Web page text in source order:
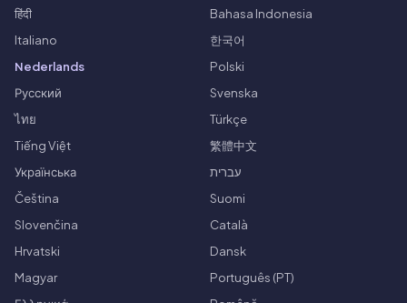
हिंदी
Bahasa Indonesia
Italiano
한국어
Nederlands
Polski
Русский
Svenska
ไทย
Türkçe
Tiếng Việt
繁體中文
Українська
עברית
Čeština
Suomi
Slovenčina
Català
Hrvatski
Dansk
Magyar
Português (PT)